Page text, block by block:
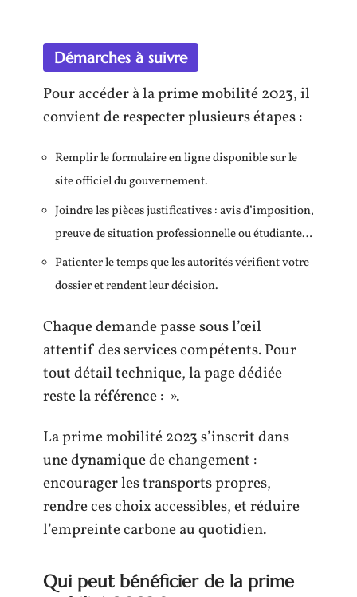
Démarches à suivre
Pour accéder à la prime mobilité 2023, il
convient de respecter plusieurs étapes :
Remplir le formulaire en ligne disponible sur le
site officiel du gouvernement.
Joindre les pièces justificatives : avis d’imposition,
preuve de situation professionnelle ou étudiante…
Patienter le temps que les autorités vérifient votre
dossier et rendent leur décision.
Chaque demande passe sous l’œil
attentif des services compétents. Pour
tout détail technique, la page dédiée
reste la référence : ».
La prime mobilité 2023 s’inscrit dans
une dynamique de changement :
encourager les transports propres,
rendre ces choix accessibles, et réduire
l’empreinte carbone au quotidien.
Qui peut bénéficier de la prime